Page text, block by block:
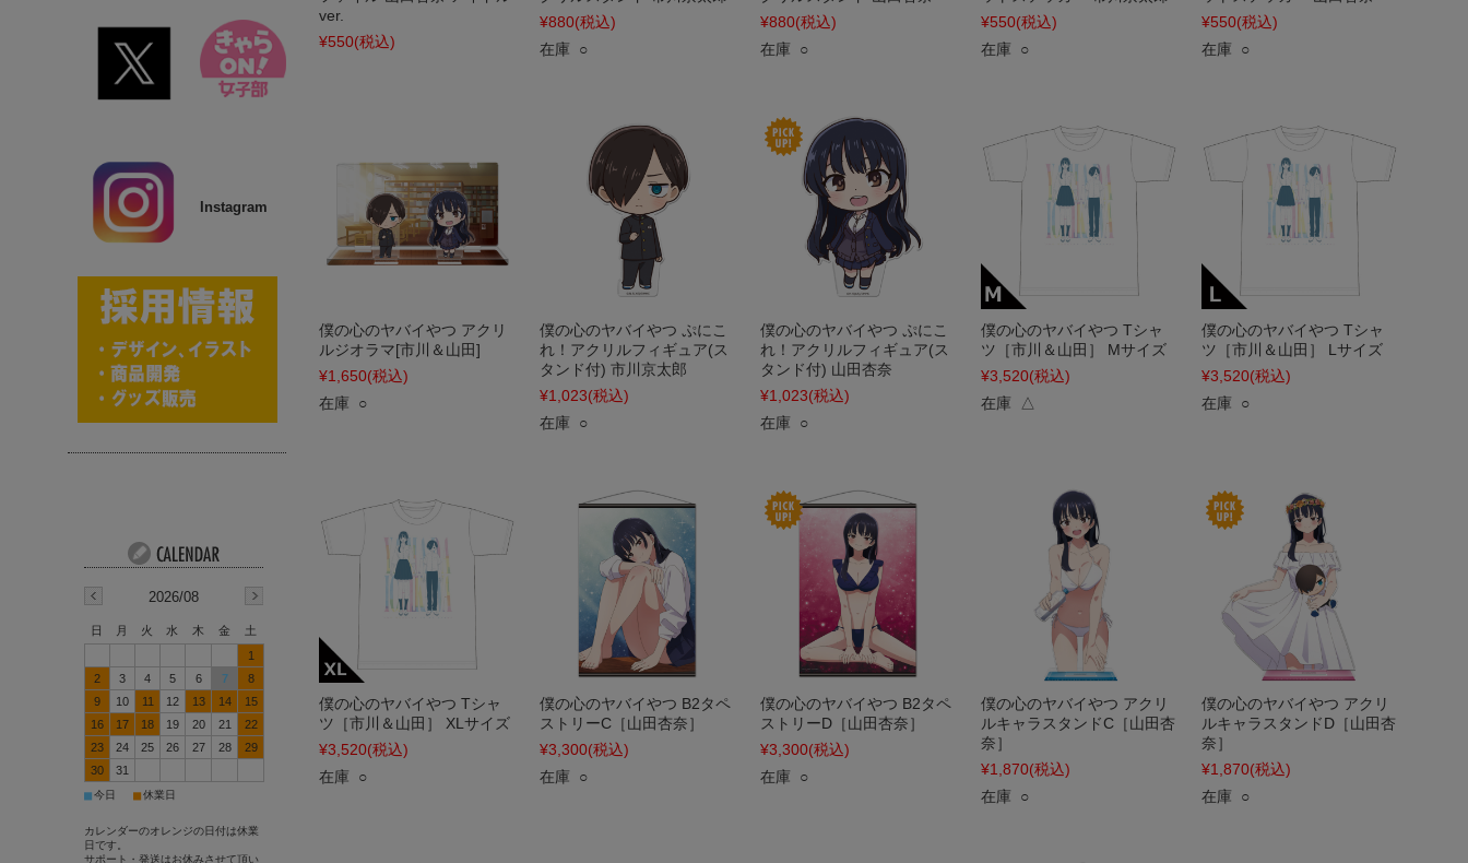
ver.
¥550(税込)
¥880(税込)
在庫 ○
¥880(税込)
在庫 ○
¥550(税込)
在庫 ○
¥550(税込)
在庫 ○
僕の心のヤバイやつ アクリ
ルジオラマ[市川＆山田]
¥1,650(税込)
在庫 ○
僕の心のヤバイやつ ぷにこ
れ！アクリルフィギュア(ス
タンド付) 市川京太郎
¥1,023(税込)
在庫 ○
僕の心のヤバイやつ ぷにこ
れ！アクリルフィギュア(ス
タンド付) 山田杏奈
¥1,023(税込)
在庫 ○
僕の心のヤバイやつ Tシャ
ツ［市川＆山田］ Mサイズ
¥3,520(税込)
在庫 △
僕の心のヤバイやつ Tシャ
ツ［市川＆山田］ Lサイズ
¥3,520(税込)
在庫 ○
僕の心のヤバイやつ Tシャ
ツ［市川＆山田］ XLサイズ
¥3,520(税込)
在庫 ○
僕の心のヤバイやつ B2タペ
ストリーC［山田杏奈］
¥3,300(税込)
在庫 ○
僕の心のヤバイやつ B2タペ
ストリーD［山田杏奈］
¥3,300(税込)
在庫 ○
僕の心のヤバイやつ アクリ
ルキャラスタンドC［山田杏
奈］
¥1,870(税込)
在庫 ○
僕の心のヤバイやつ アクリ
ルキャラスタンドD［山田杏
奈］
¥1,870(税込)
在庫 ○
Instagram
2026/08
日 月 火 水 木 金
土
1
2
3 4 5 6 7
8
9
10 11 12 13 14
15
16
17 18 19 20 21
22
23
24 25 26 27 28
29
30
31
■今日 ■休業日
カレンダーのオレンジの日付は休業
日です。
サポート・発送はお休みさせて頂い